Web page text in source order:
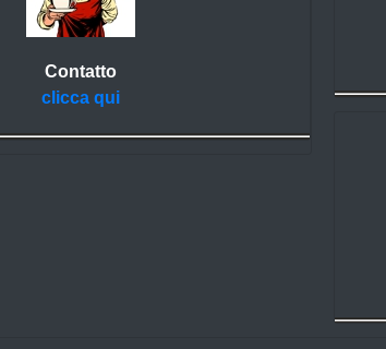
Contatto
clicca qui